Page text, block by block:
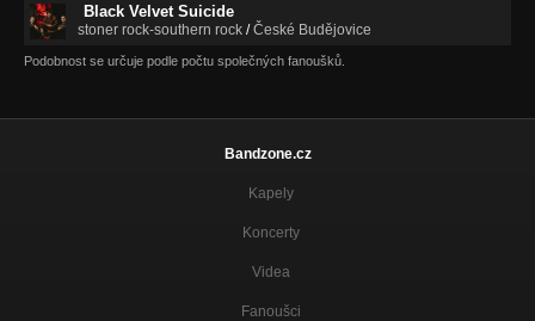
Black Velvet Suicide
stoner rock-southern rock /České Budějovice
Podobnost se určuje podle počtu společných fanoušků.
Bandzone.cz
Kapely
Koncerty
Videa
Fanoušci